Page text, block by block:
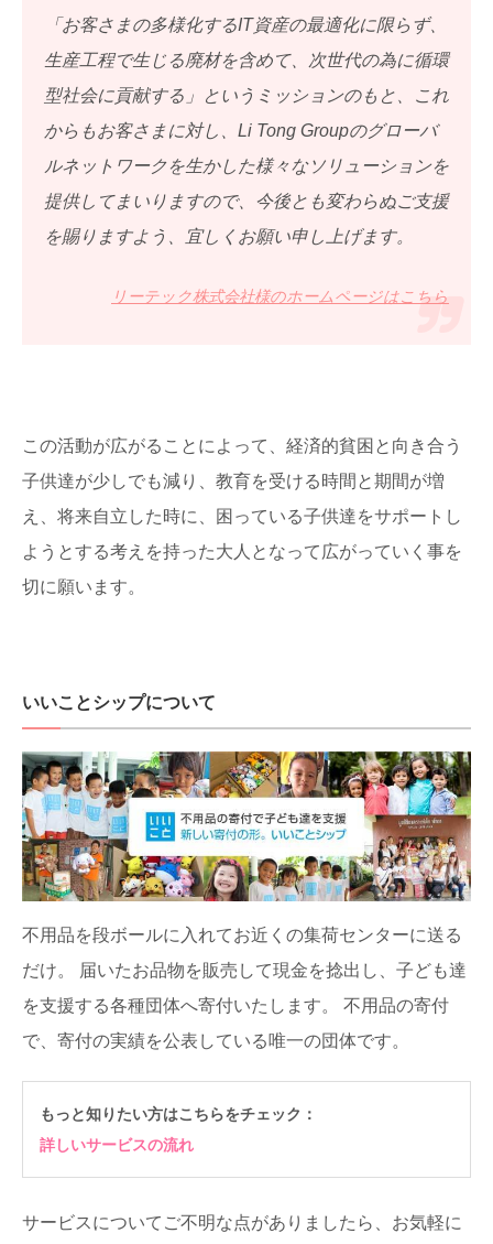
「お客さまの多様化するIT資産の最適化に限らず、
生産工程で生じる廃材を含めて、次世代の為に循環
型社会に貢献する」というミッションのもと、これ
からもお客さまに対し、Li Tong Groupのグローバ
ルネットワークを生かした様々なソリューションを
提供してまいりますので、今後とも変わらぬご支援
を賜りますよう、宜しくお願い申し上げます。
リーテック株式会社様のホームページはこちら
この活動が広がることによって、経済的貧困と向き合う
子供達が少しでも減り、教育を受ける時間と期間が増
え、将来自立した時に、困っている子供達をサポートし
ようとする考えを持った大人となって広がっていく事を
切に願います。
いいことシップについて
不用品を段ボールに入れてお近くの集荷センターに送る
だけ。
届いたお品物を販売して現金を捻出し、子ども達
を支援する各種団体へ寄付いたします。
不用品の寄付
で、寄付の実績を公表している唯一の団体です。
もっと知りたい方はこちらをチェック：
詳しいサービスの流れ
サービスについてご不明な点がありましたら、お気軽に